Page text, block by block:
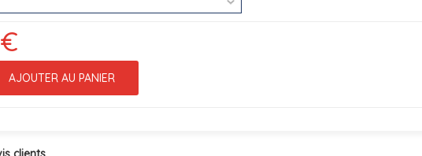
AJOUTER AU PANIER